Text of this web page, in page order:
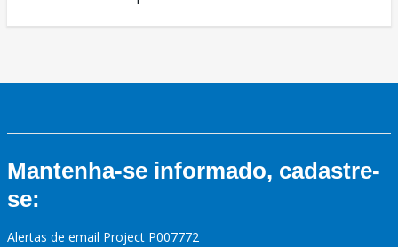
Mantenha-se informado, cadastre-
se:
Alertas de email Project P007772